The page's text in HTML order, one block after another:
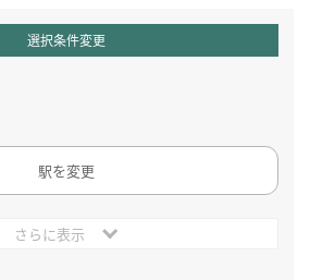
選択条件変更
駅を変更
さらに表示